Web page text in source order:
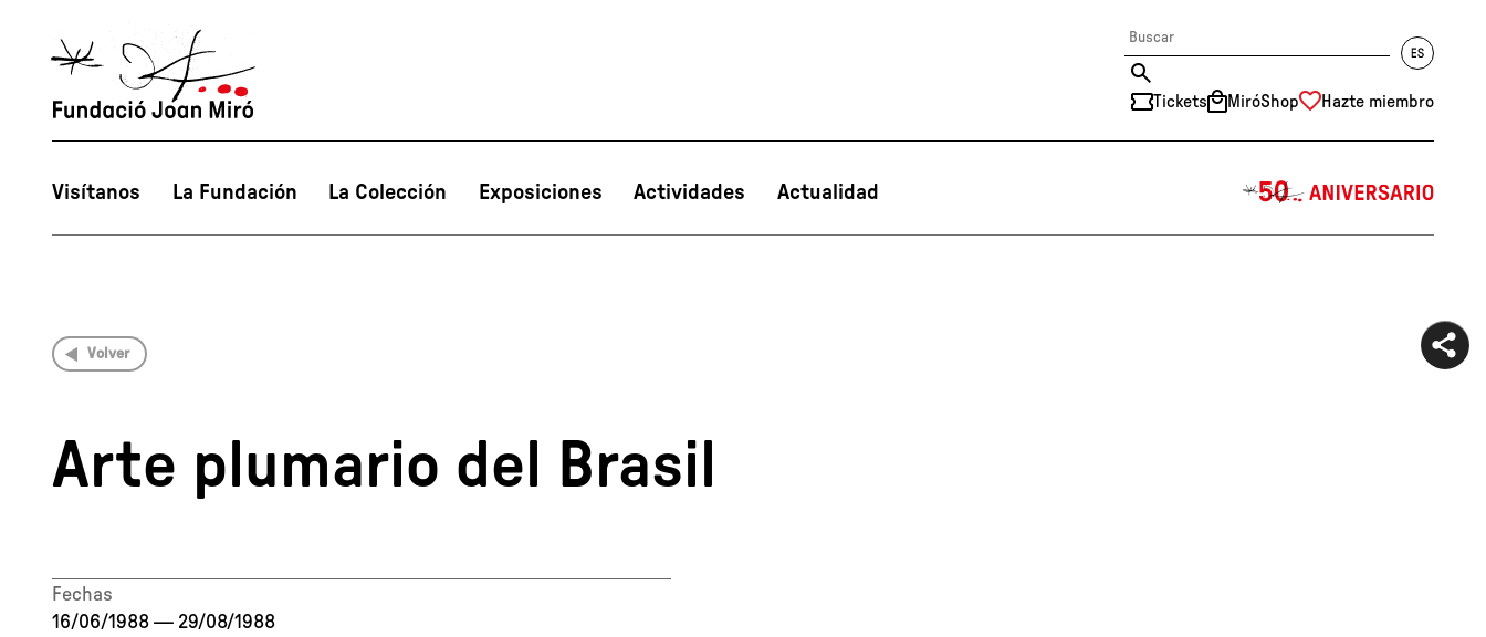
Tickets MiróShop Hazte miembro
Visítanos La Fundación La Colección Exposiciones Actividades Actualidad
Volver
Arte plumario del Brasil
Fechas
16/06/1988 — 29/08/1988